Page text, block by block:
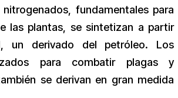
fundamentales para
las plantas, se sintetizan a partir
un derivado del petróleo. Los
para combatir plagas y
se derivan en gran medida